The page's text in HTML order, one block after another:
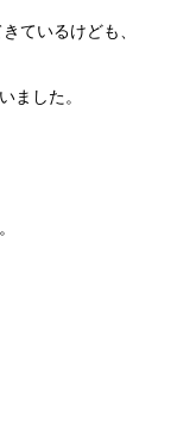
ているけども、
ました。